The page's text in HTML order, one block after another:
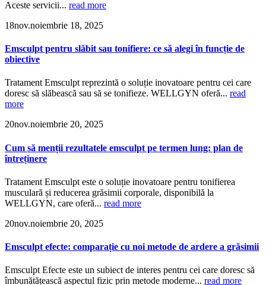
Aceste servicii... read more
18nov.noiembrie 18, 2025
Emsculpt pentru slăbit sau tonifiere: ce să alegi în funcție de
obiective
Tratament Emsculpt reprezintă o soluție inovatoare pentru cei care
doresc să slăbească sau să se tonifieze. WELLGYN oferă... read
more
20nov.noiembrie 20, 2025
Cum să menții rezultatele emsculpt pe termen lung: plan de
întreținere
Tratament Emsculpt este o soluție inovatoare pentru tonifierea
musculară și reducerea grăsimii corporale, disponibilă la
WELLGYN, care oferă... read more
20nov.noiembrie 20, 2025
Emsculpt efecte: comparație cu noi metode de ardere a grăsimii
Emsculpt Efecte este un subiect de interes pentru cei care doresc să
îmbunătățească aspectul fizic prin metode moderne... read more